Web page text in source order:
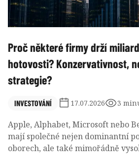
Proč některé firmy drží
hotovosti? Konzervativnost,
strategie?
INVESTOVÁNÍ 17.07.2026 3
Apple, Alphabet, Microsoft nebo
mají společné nejen dominantní
oborech, ale také mimořádně